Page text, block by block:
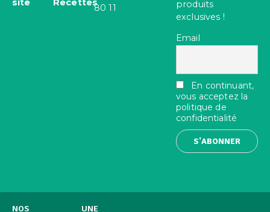
site
Recettes
80 11
produits
exclusives !
Email
En continuant,
vous acceptez la
politique de
confidentialité
NOS UNE